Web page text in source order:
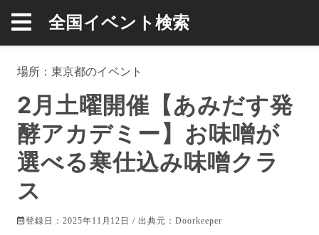
全国イベント検索
場所： 東京都のイベント
2月土曜開催【あみだす発
酵アカデミー】お味噌が
選べる寒仕込み味噌クラ
ス
登録日：2025年11月12日 / 出典元：Doorkeeper